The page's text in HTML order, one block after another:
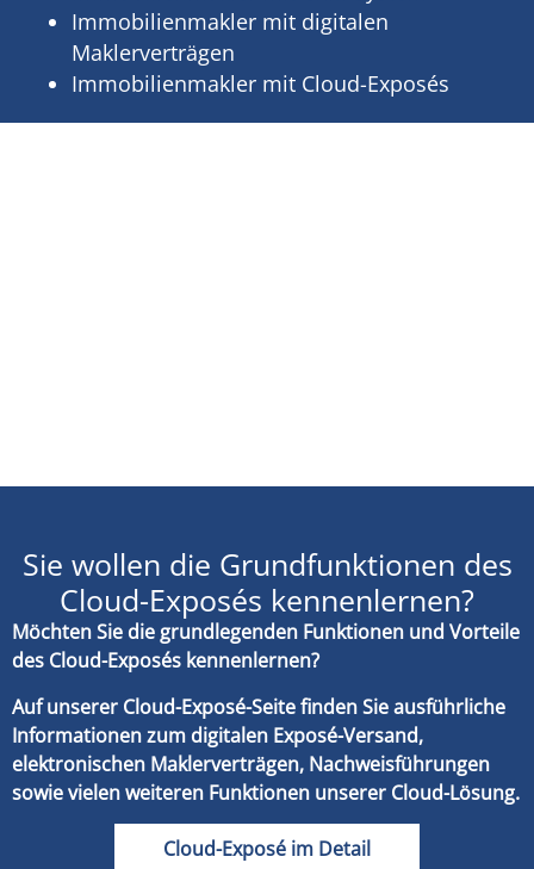
Immobilienmakler mit digitalen
Maklerverträgen
Immobilienmakler mit Cloud-Exposés
Sie wollen die Grundfunktionen des
Cloud-Exposés kennenlernen?
Möchten Sie die grundlegenden Funktionen und Vorteile
des Cloud-Exposés kennenlernen?
Auf unserer Cloud-Exposé-Seite finden Sie ausführliche
Informationen zum digitalen Exposé-Versand,
elektronischen Maklerverträgen, Nachweisführungen
sowie vielen weiteren Funktionen unserer Cloud-Lösung.
Cloud-Exposé im Detail